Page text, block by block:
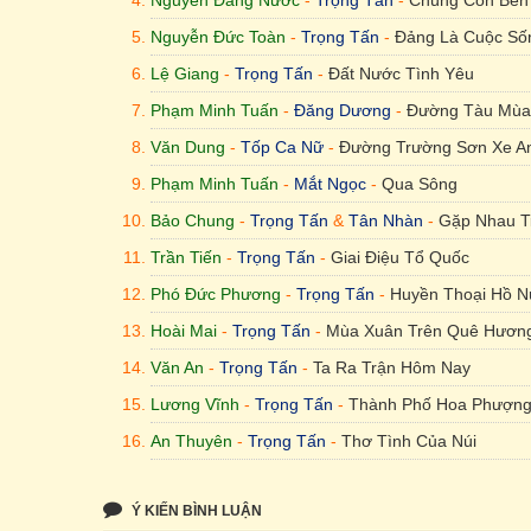
Trần Hoàn - Trọng Tấn & Thanh Hoa - Tình Ca
Hoàng Vân - Trọng Tấn - Tình Ca Tây Nguyên
Trần Long Ẩn - Trọng Tấn - Tình Đất Đỏ Miền
Hoàng Hiệp - Trọng Tấn - Về Đất Mũi
Trần Chung - Trọng Tấn - Về Thăm Mẹ
Hoàng Vân - Đăng Dương - Bài Ca Người Giáo
Phạm Tuyên - Đăng Dương - Bài Ca Người Thợ
Nguyễn Viêm - Đăng Dương - Đàn T'rưng
Phạm Tuyên - Lan Anh & Đăng Dương - Từ Một
Trần Tiến - Trọng Tấn - Cô Gái Sầm Nưa Xinh Đẹp
Nguyễn Đức Toàn - Trọng Tấn - Đảng Là Cuộc
Lệ Giang - Trọng Tấn - Đất Nước Tình Yêu
Phạm Minh Tuấn - Đăng Dương - Đường Tàu
Văn Dung - Tốp Ca Nữ - Đường Trường Sơn Xe
Phạm Minh Tuấn - Mắt Ngọc - Qua Sông
Bảo Chung - Trọng Tấn & Tân Nhàn - Gặp Nhau
Trần Tiến - Trọng Tấn - Giai Điệu Tổ Quốc
Phó Đức Phương - Trọng Tấn - Huyền Thoại Hồ
Hoài Mai - Trọng Tấn - Mùa Xuân Trên Quê
Văn An - Trọng Tấn - Ta Ra Trận Hôm Nay
Lương Vĩnh - Trọng Tấn - Thành Phố Hoa
An Thuyên - Trọng Tấn - Thơ Tình Của Núi
Hoàng Vân-Trọng Tấn
Ý KIẾN BÌNH LUẬN